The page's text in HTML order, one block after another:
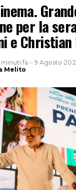
per la
e
minuti fa – 9 Agosto
Melito